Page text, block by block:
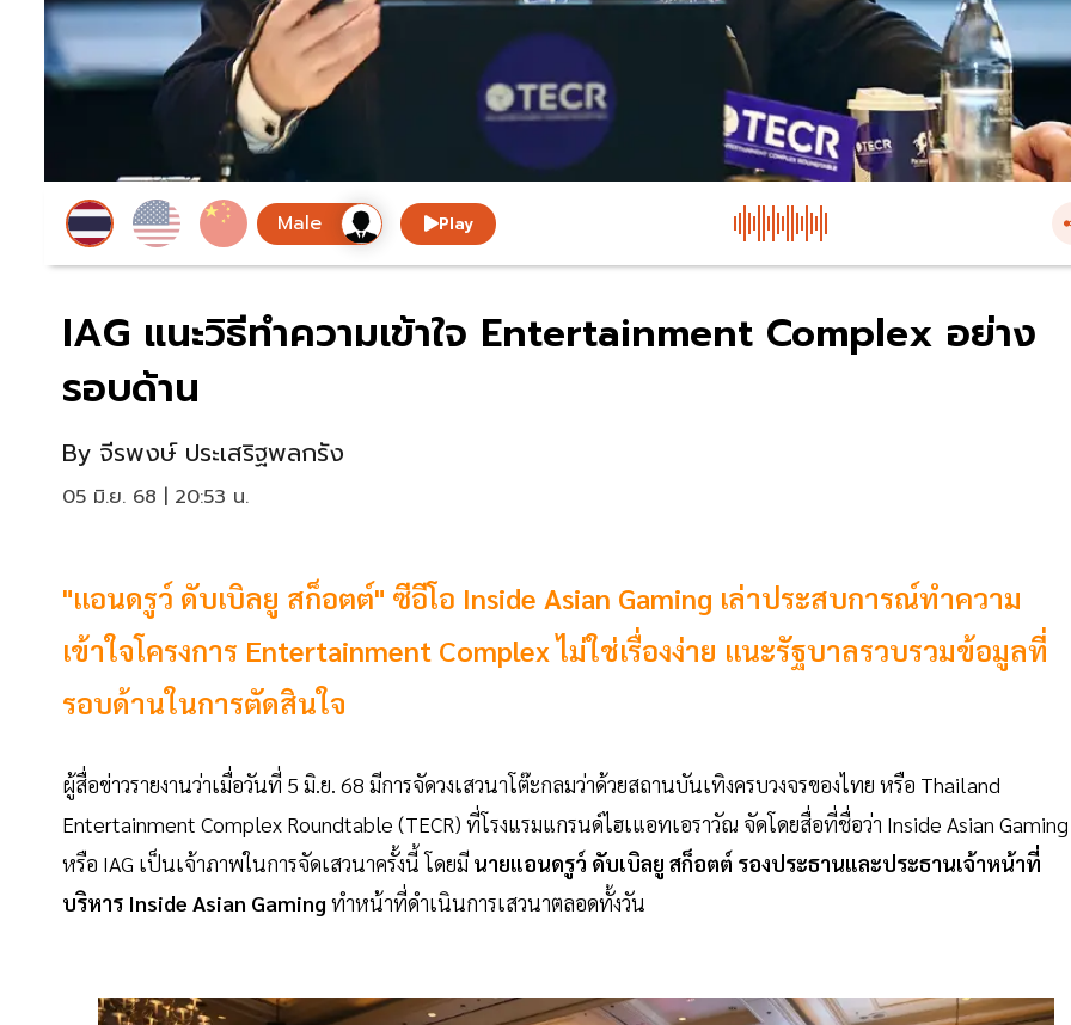
Play
IAG แนะวิธีทำความเข้าใจ Entertainment Complex อย่าง
รอบด้าน
By จีรพงษ์ ประเสริฐพลกรัง
05 มิ.ย. 68 | 20:53 น.
"แอนดรูว์ ดับเบิลยู สก็อตต์" ซีอีโอ Inside Asian Gaming เล่าประสบการณ์ทำความ
เข้าใจโครงการ Entertainment Complex ไม่ใช่เรื่องง่าย แนะรัฐบาลรวบรวมข้อมูลที่
รอบด้านในการตัดสินใจ
ผู้สื่อข่าวรายงานว่าเมื่อวันที่ 5 มิ.ย. 68 มีการจัดวงเสวนาโต๊ะกลมว่าด้วยสถานบันเทิงครบวงจรของไทย หรือ Thailand
Entertainment Complex Roundtable (TECR) ที่โรงแรมแกรนด์ไฮเแอทเอราวัณ จัดโดยสื่อที่ชื่อว่า Inside Asian Gaming
หรือ IAG เป็นเจ้าภาพในการจัดเสวนาครั้งนี้ โดยมี นายแอนดรูว์ ดับเบิลยู สก็อตต์ รองประธานและประธานเจ้าหน้าที่
บริหาร Inside Asian Gaming ทำหน้าที่ดำเนินการเสวนาตลอดทั้งวัน